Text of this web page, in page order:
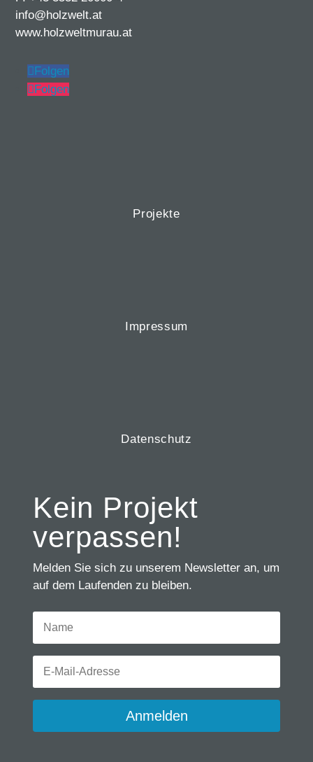
info@holzwelt.at
www.holzweltmurau.at
Folgen
Folgen
Projekte
Impressum
Datenschutz
Kein Projekt
verpassen!
Melden Sie sich zu unserem Newsletter an, um
auf dem Laufenden zu bleiben.
Anmelden